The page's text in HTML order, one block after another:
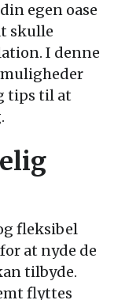
egen oase
skulle
I denne
tips til at
fleksibel
at nyde de
tilbyde.
flyttes